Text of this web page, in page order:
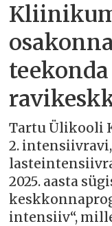
Tartu Ülikooli
2.
2025. aasta
intensiiv“,